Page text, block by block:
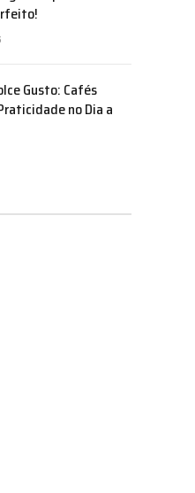
Gusto: Cafés
no Dia a